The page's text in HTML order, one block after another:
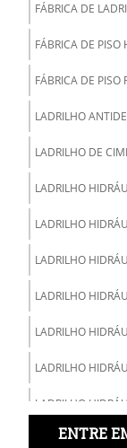
FÁBRICA DE
FÁBRICA DE PISO
FÁBRICA DE PISO
LADRILHO
LADRILHO DE
LADRILHO
LADRILHO
LADRILHO
LADRILHO
LADRILHO
LADRILHO
LADRILHO
LADRILHO
ENTRE